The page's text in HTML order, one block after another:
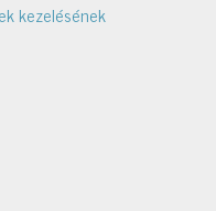
kezelésének